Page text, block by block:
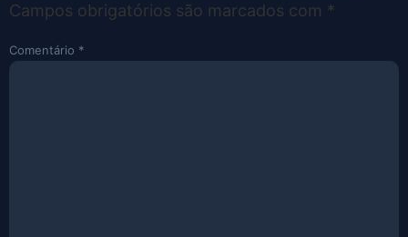
Campos obrigatórios são marcados com *
Comentário *